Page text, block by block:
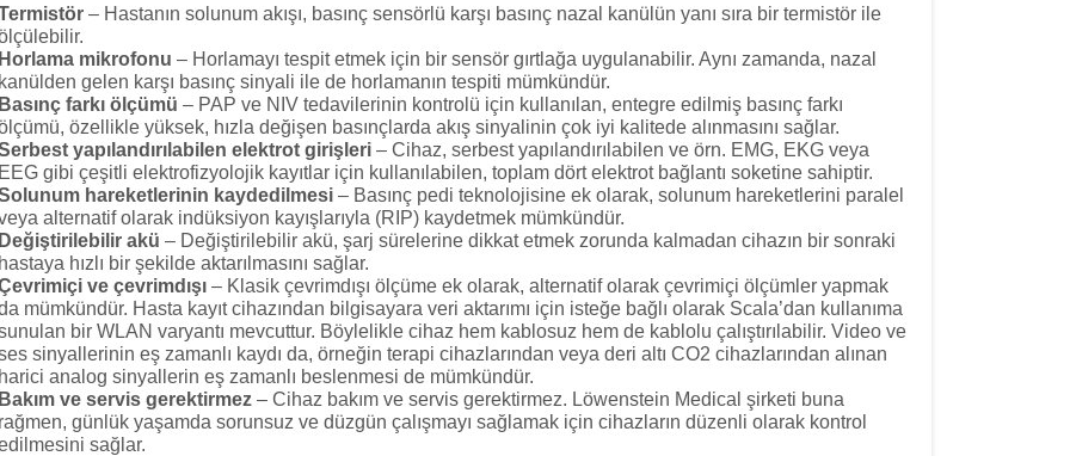
– Hastanın solunum akışı, basınç sensörlü karşı basınç nazal kanülün yanı sıra bir termistör ile
mikrofonu – Horlamayı tespit etmek için bir sensör gırtlağa uygulanabilir. Aynı zamanda, nazal
gelen karşı basınç sinyali ile de horlamanın tespiti mümkündür.
farkı ölçümü – PAP ve NIV tedavilerinin kontrolü için kullanılan, entegre edilmiş basınç farkı
özellikle yüksek, hızla değişen basınçlarda akış sinyalinin çok iyi kalitede alınmasını sağlar.
yapılandırılabilen elektrot girişleri– Cihaz, serbest yapılandırılabilen ve örn. EMG, EKG veya
gibi çeşitli elektrofizyolojik kayıtlar için kullanılabilen, toplam dört elektrot bağlantı soketine sahiptir.
hareketlerinin kaydedilmesi– Basınç pedi teknolojisine ek olarak, solunum hareketlerini paralel
alternatif olarak indüksiyon kayışlarıyla (RIP) kaydetmek mümkündür.
akü – Değiştirilebilir akü, şarj sürelerine dikkat etmek zorunda kalmadan cihazın bir sonraki
hızlı bir şekilde aktarılmasını sağlar.
ve çevrimdışı– Klasik çevrimdışı ölçüme ek olarak, alternatif olarak çevrimiçi ölçümler yapmak
mümkündür. Hasta kayıt cihazından bilgisayara veri aktarımı için isteğe bağlı olarak Scala’dan kullanıma
bir WLAN varyantı mevcuttur. Böylelikle cihaz hem kablosuz hem de kablolu çalıştırılabilir. Video ve
sinyallerinin eş zamanlı kaydı da, örneğin terapi cihazlarından veya deri altı CO2 cihazlarından alınan
analog sinyallerin eş zamanlı beslenmesi de mümkündür.
ve servis gerektirmez– Cihaz bakım ve servis gerektirmez. Löwenstein Medical şirketi buna
günlük yaşamda sorunsuz ve düzgün çalışmayı sağlamak için cihazların düzenli olarak kontrol
sağlar.